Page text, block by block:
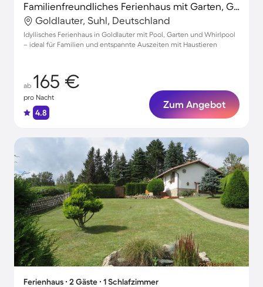
Familienfreundliches Ferienhaus mit Garten, Grill und Terrasse | Hunde erlaubt
Goldlauter, Suhl, Deutschland
Idyllisches Ferienhaus in Goldlauter mit Pool, Garten und Whirlpool
– ideal für Familien und entspannte Auszeiten mit Haustieren
ab 165 €
pro Nacht
4.8
Zum Angebot
Ferienhaus ∙ 2 Gäste ∙ 1 Schlafzimmer